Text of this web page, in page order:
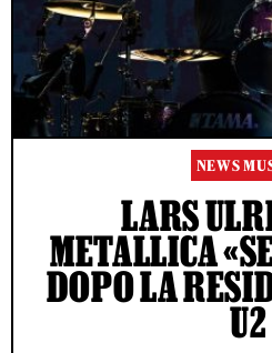
NEWS
LARS
METALLICA
DOPO LA
U2